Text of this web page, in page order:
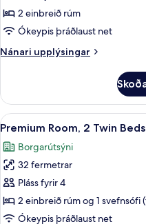
herbergi
-
einbreið
2 einbreið rúm
Ókeypis þráðlaust net
Nánari upplýsingar
Nánari
herbergi
2
rúm
Skoða
allar
myndir
fyrir
Premium
Room,
2
10
Premium Room, 2 Twin
Borgarútsýni
32 fermetrar
Pláss fyrir 4
2 einbreið rúm og 1 svefnsófi
Ókeypis þráðlaust net